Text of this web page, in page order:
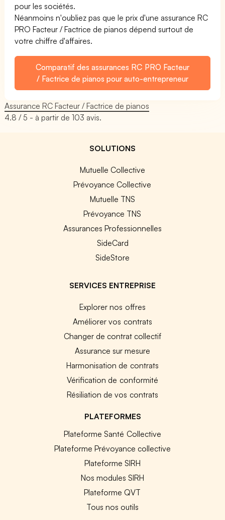
pour les sociétés.
Néanmoins n'oubliez pas que le prix d'une assurance RC
PRO Facteur / Factrice de pianos dépend surtout de
votre chiffre d'affaires.
Comparatif des assurances RC PRO Facteur
/ Factrice de pianos pour auto-entrepreneur
Assurance RC Facteur / Factrice de pianos
4.8 / 5 - à partir de103 avis.
SOLUTIONS
Mutuelle Collective
Prévoyance Collective
Mutuelle TNS
Prévoyance TNS
Assurances Professionnelles
SideCard
SideStore
SERVICES ENTREPRISE
Explorer nos offres
Améliorer vos contrats
Changer de contrat collectif
Assurance sur mesure
Harmonisation de contrats
Vérification de conformité
Résiliation de vos contrats
PLATEFORMES
Plateforme Santé Collective
Plateforme Prévoyance collective
Plateforme SIRH
Nos modules SIRH
Plateforme QVT
Tous nos outils